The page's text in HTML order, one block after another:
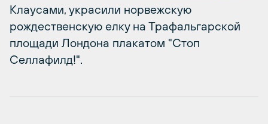
Клаусами, украсили норвежскую
рождественскую елку на Трафальгарской
площади Лондона плакатом "Стоп
Селлафилд!".